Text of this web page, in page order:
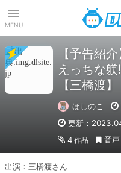
MENU
【予告紹
えっちな
【三橋渡
ほしのこ
更新：
4 作品 音声
出演：三橋渡さん